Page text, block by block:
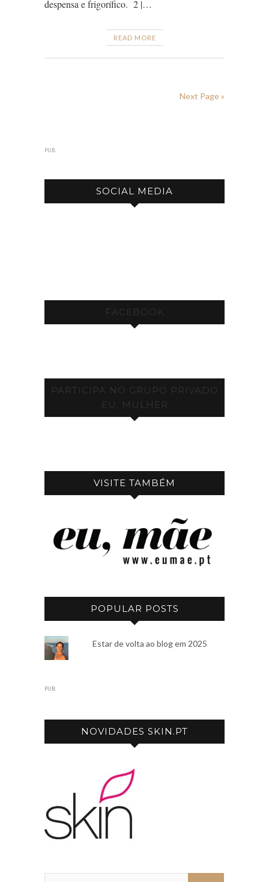
despensa e frigorífico. 2 |…
READ MORE
Next Page »
PUB
SOCIAL MEDIA
FACEBOOK
PARTICIPA NO GRUPO PRIVADO
EU, MULHER
VISITE TAMBÉM
POPULAR POSTS
Estar de volta ao blog em 2025
PUB
NOVIDADES SKIN.PT